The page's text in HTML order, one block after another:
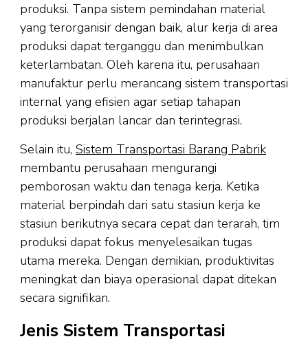
produksi. Tanpa sistem pemindahan material
yang terorganisir dengan baik, alur kerja di area
produksi dapat terganggu dan menimbulkan
keterlambatan. Oleh karena itu, perusahaan
manufaktur perlu merancang sistem transportasi
internal yang efisien agar setiap tahapan
produksi berjalan lancar dan terintegrasi.
Selain itu, Sistem Transportasi Barang Pabrik
membantu perusahaan mengurangi
pemborosan waktu dan tenaga kerja. Ketika
material berpindah dari satu stasiun kerja ke
stasiun berikutnya secara cepat dan terarah, tim
produksi dapat fokus menyelesaikan tugas
utama mereka. Dengan demikian, produktivitas
meningkat dan biaya operasional dapat ditekan
secara signifikan.
Jenis Sistem Transportasi